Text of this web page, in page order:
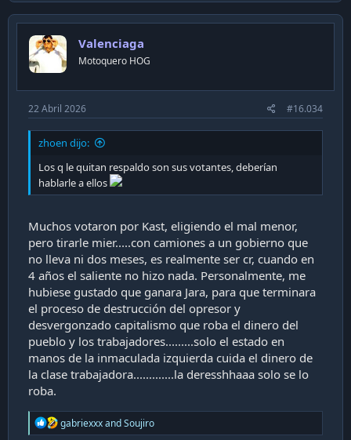
Valenciaga
Motoquero HOG
22 Abril 2026 #16.034
zhoen dijo:
Los q le quitan respaldo son sus votantes, deberían
hablarle a ellos
Muchos votaron por Kast, eligiendo el mal menor,
pero tirarle mier.....con camiones a un gobierno que
no lleva ni dos meses, es realmente ser cr, cuando en
4 años el saliente no hizo nada. Personalmente, me
hubiese gustado que ganara Jara, para que terminara
el proceso de destrucción del opresor y
desvergonzado capitalismo que roba el dinero del
pueblo y los trabajadores.........solo el estado en
manos de la inmaculada izquierda cuida el dinero de
la clase trabajadora.............la deresshhaaa solo se lo
roba.
R
e
gabriexxxandSoujiro